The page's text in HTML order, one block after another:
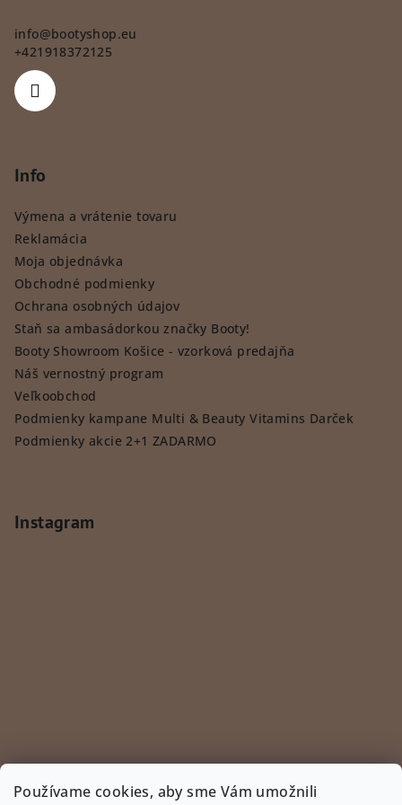
Používame cookies, aby sme Vám umožnili
info@bootyshop.eu
+421918372125
Info
Výmena a vrátenie tovaru
Reklamácia
Moja objednávka
Obchodné podmienky
Ochrana osobných údajov
Staň sa ambasádorkou značky Booty!
Booty Showroom Košice - vzorková predajňa
Náš vernostný program
Veľkoobchod
Podmienky kampane Multi & Beauty Vitamins Darček
Podmienky akcie 2+1 ZADARMO
Instagram